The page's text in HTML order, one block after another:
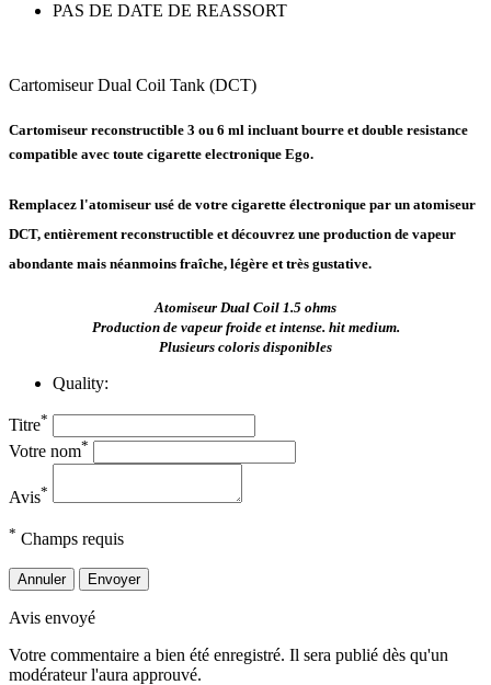
PAS DE DATE DE REASSORT
Cartomiseur Dual Coil Tank (DCT)
Cartomiseur reconstructible 3 ou 6 ml incluant bourre et double resistance
compatible avec toute cigarette electronique Ego.
Remplacez l'atomiseur usé de votre cigarette électronique par un atomiseur
DCT, entièrement reconstructible et découvrez une production de vapeur
abondante mais néanmoins fraîche, légère et très gustative.
Atomiseur Dual Coil 1.5 ohms
Production de vapeur froide et intense. hit medium.
Plusieurs coloris disponibles
Quality:
Titre*
Votre nom*
Avis*
* Champs requis
Annuler Envoyer
Avis envoyé
Votre commentaire a bien été enregistré. Il sera publié dès qu'un
modérateur l'aura approuvé.